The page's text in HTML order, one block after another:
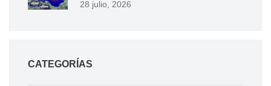
28 julio, 2026
CATEGORÍAS